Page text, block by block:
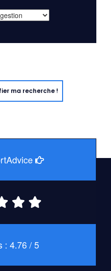
ma recherche !
: 4.76 / 5